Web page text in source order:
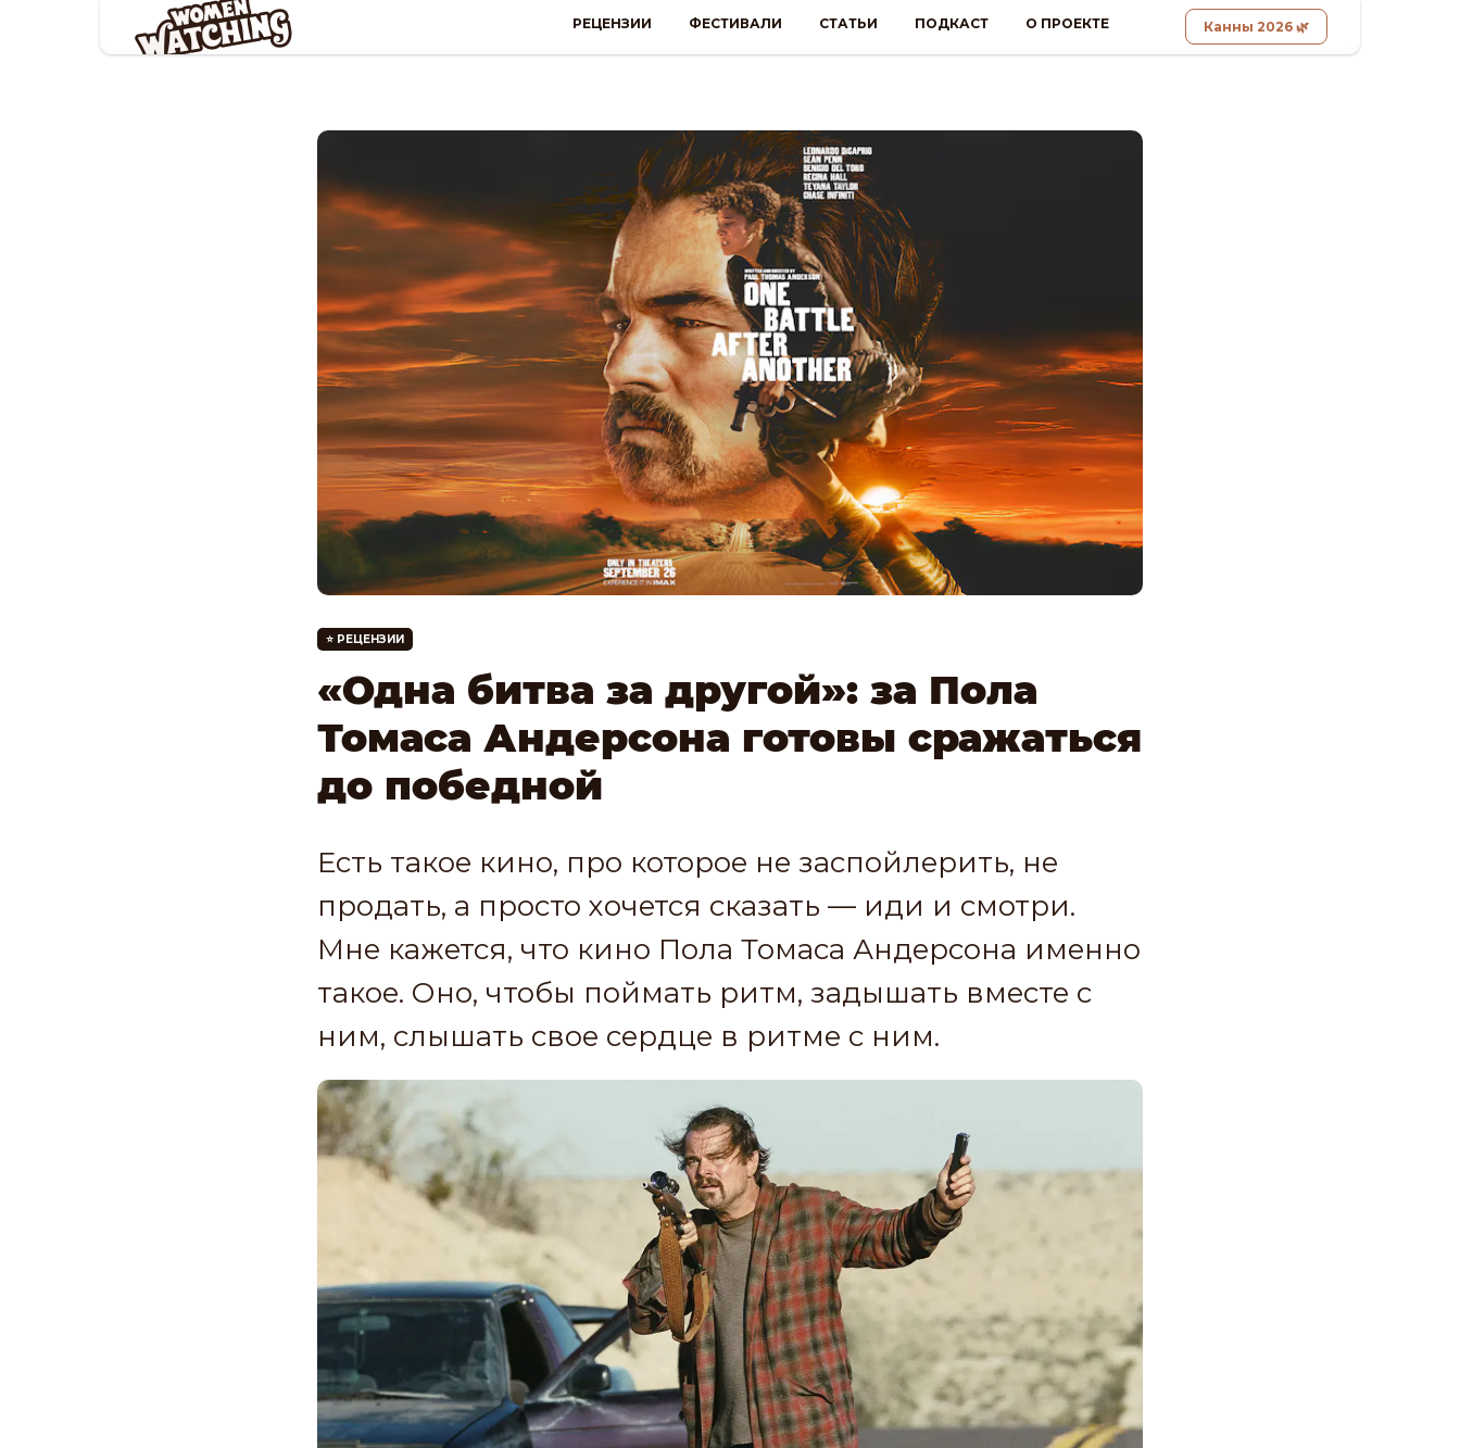
РЕЦЕНЗИИ ФЕСТИВАЛИ СТАТЬИ ПОДКАСТ О ПРОЕКТЕ Канны 2026 🌿
⭐️ РЕЦЕНЗИИ
«Одна битва за другой»: за Пола
Томаса Андерсона готовы сражаться
до победной
Есть такое кино, про которое не заспойлерить, не
продать, а просто хочется сказать — иди и смотри.
Мне кажется, что кино Пола Томаса Андерсона именно
такое. Оно, чтобы поймать ритм, задышать вместе с
ним, слышать свое сердце в ритме с ним.